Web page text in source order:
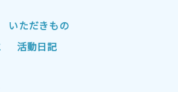
いただきもの
活動日記